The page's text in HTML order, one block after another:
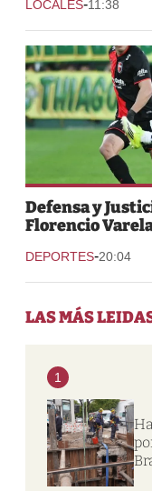
LOCALES-11:38
Defensa y
Florencio
DEPORTES-20:04
LAS MÁS
1